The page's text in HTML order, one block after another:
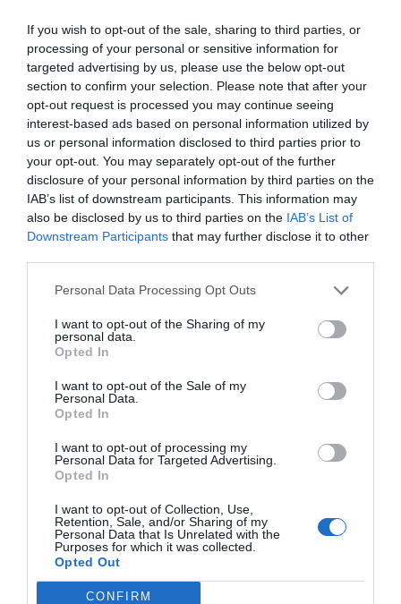
If you wish to opt-out of the sale, sharing to third parties, or
processing of your personal or sensitive information for
targeted advertising by us, please use the below opt-out
section to confirm your selection. Please note that after your
opt-out request is processed you may continue seeing
interest-based ads based on personal information utilized by
us or personal information disclosed to third parties prior to
your opt-out. You may separately opt-out of the further
disclosure of your personal information by third parties on the
IAB’s list of downstream participants. This information may
also be disclosed by us to third parties on the IAB’s List of
Downstream Participants that may further disclose it to other
Personal Data Processing Opt Outs
I want to opt-out of the Sharing of my
personal data.
Opted In
I want to opt-out of the Sale of my
Personal Data.
Opted In
I want to opt-out of processing my
Personal Data for Targeted Advertising.
Opted In
I want to opt-out of Collection, Use,
Retention, Sale, and/or Sharing of my
Personal Data that Is Unrelated with the
Purposes for which it was collected.
Opted Out
CONFIRM